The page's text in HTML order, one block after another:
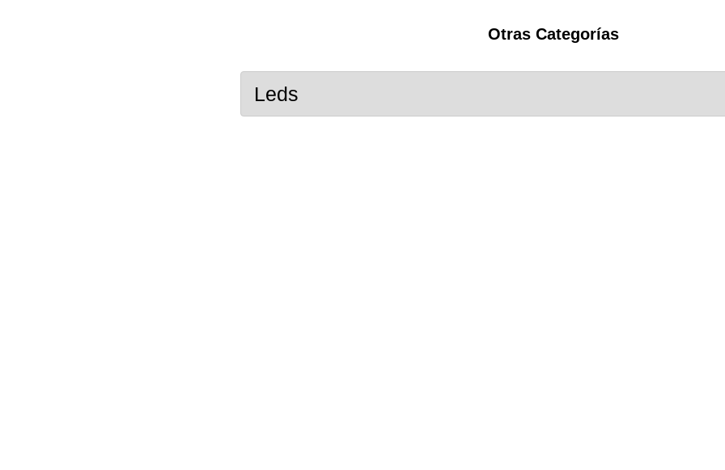
Otras Categorías